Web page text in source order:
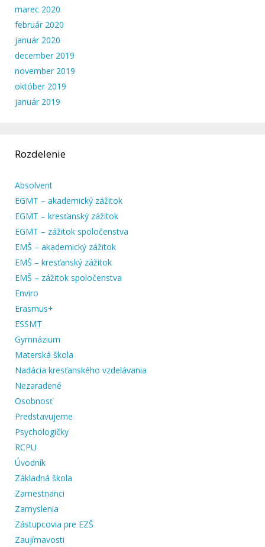
marec 2020
február 2020
január 2020
december 2019
november 2019
október 2019
január 2019
Rozdelenie
Absolvent
EGMT – akademický zážitok
EGMT – kresťanský zážitok
EGMT – zážitok spoločenstva
EMŠ – akademický zážitok
EMŠ – kresťanský zážitok
EMŠ – zážitok spoločenstva
Enviro
Erasmus+
ESSMT
Gymnázium
Materská škola
Nadácia kresťanského vzdelávania
Nezaradené
Osobnosť
Predstavujeme
Psychologičky
RCPU
Úvodník
Základná škola
Zamestnanci
Zamyslenia
Zástupcovia pre EZŠ
Zaujímavosti